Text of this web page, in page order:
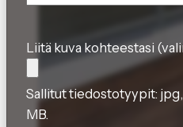
Liitä kuva kohteestasi
Sallitut tiedostotyypit:
MB.